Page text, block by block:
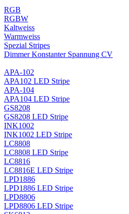
RGB
RGBW
Kaltweiss
Warmweiss
Spezial Stripes
Dimmer Konstanter Spannung CV
APA-102
APA102 LED Stripe
APA-104
APA104 LED Stripe
GS8208
GS8208 LED Stripe
INK1002
INK1002 LED Stripe
LC8808
LC8808 LED Stripe
LC8816
LC8816E LED Stripe
LPD1886
LPD1886 LED Stripe
LPD8806
LPD8806 LED Stripe